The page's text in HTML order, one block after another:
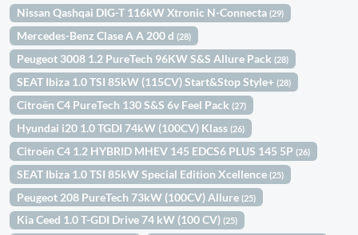
Nissan Qashqai DIG-T 116kW Xtronic N-Connecta(29)
Mercedes-Benz Clase A A 200 d(28)
Peugeot 3008 1.2 PureTech 96KW S&S Allure Pack(28)
SEAT Ibiza 1.0 TSI 85kW (115CV) Start&Stop Style+(28)
Citroën C4 PureTech 130 S&S 6v Feel Pack(27)
Hyundai i20 1.0 TGDI 74kW (100CV) Klass(26)
Citroën C4 1.2 HYBRID MHEV 145 EDCS6 PLUS 145 5P(26)
SEAT Ibiza 1.0 TSI 85kW Special Edition Xcellence(25)
Peugeot 208 PureTech 73kW (100CV) Allure(25)
Kia Ceed 1.0 T-GDI Drive 74 kW (100 CV)(25)